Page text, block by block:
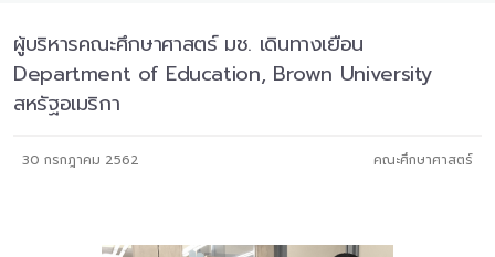
ผู้บริหารคณะศึกษาศาสตร์ มช. เดินทางเยือน
Department of Education, Brown University
สหรัฐอเมริกา
30 กรกฎาคม 2562 คณะศึกษาศาสตร์